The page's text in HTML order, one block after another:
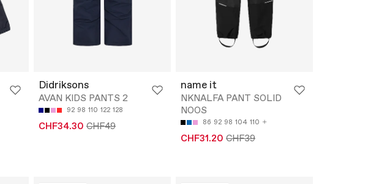
Didriksons
AVAN KIDS PANTS 2
92 98 110 122 128
CHF34.30 CHF49
name it
NKNALFA PANT SOLID
NOOS
86 92 98 104 110
CHF31.20 CHF39